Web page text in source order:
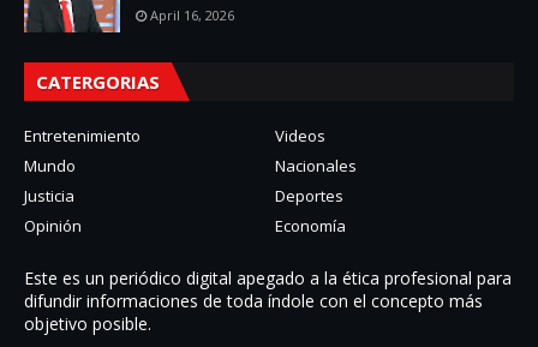
April 16, 2026
CATERGORIAS
Entretenimiento
Videos
Mundo
Nacionales
Justicia
Deportes
Opinión
Economía
Este es un periódico digital apegado a la ética profesional para
difundir informaciones de toda í­ndole con el concepto más
objetivo posible.